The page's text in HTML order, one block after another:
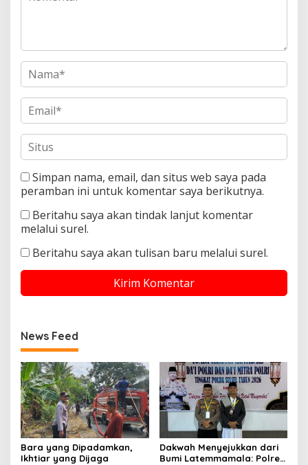
Simpan nama, email, dan situs web saya pada
peramban ini untuk komentar saya berikutnya.
Beritahu saya akan tindak lanjut komentar
melalui surel.
Beritahu saya akan tulisan baru melalui surel.
News Feed
Bara yang Dipadamkan,
Ikhtiar yang Dijaga
Dakwah Menyejukkan dari
Bumi Latemmamala: Polres